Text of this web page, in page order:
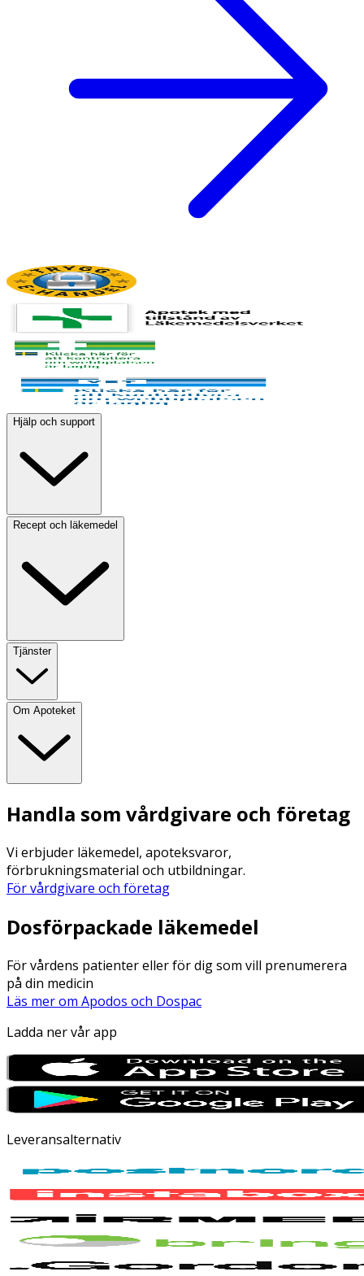
Hjälp och support
Recept och läkemedel
Tjänster
Om Apoteket
Handla som vårdgivare och företag
Vi erbjuder läkemedel, apoteksvaror,
förbrukningsmaterial och utbildningar.
För vårdgivare och företag
Dosförpackade läkemedel
För vårdens patienter eller för dig som vill prenumerera
på din medicin
Läs mer om Apodos och Dospac
Ladda ner vår app
Leveransalternativ